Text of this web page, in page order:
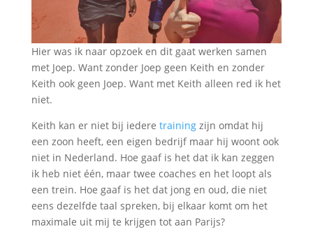
Hier was ik naar opzoek en dit gaat werken samen
met Joep. Want zonder Joep geen Keith en zonder
Keith ook geen Joep. Want met Keith alleen red ik het
niet.
Keith kan er niet bij iedere trainingzijn omdat hij
een zoon heeft, een eigen bedrijf maar hij woont ook
niet in Nederland. Hoe gaaf is het dat ik kan zeggen
ik heb niet één, maar twee coaches en het loopt als
een trein. Hoe gaaf is het dat jong en oud, die niet
eens dezelfde taal spreken, bij elkaar komt om het
maximale uit mij te krijgen tot aan Parijs?